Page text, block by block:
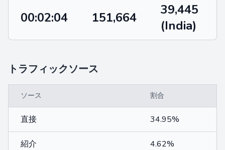
00:02:04 151,664
39,445
(India)
トラフィックソース
ソース 割合
直接 34.95%
紹介 4.62%